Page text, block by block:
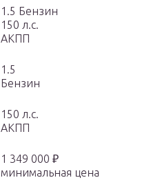
1.5 Бензин
150 л.с.
АКПП
1.5
Бензин
150 л.с.
АКПП
1 349 000 ₽
минимальная цена